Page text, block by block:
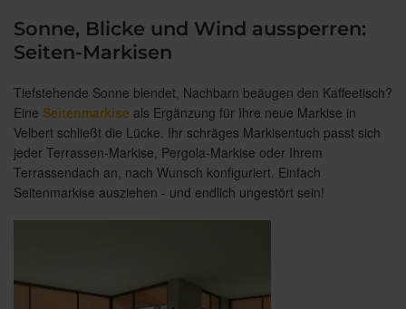
Sonne, Blicke und Wind aussperren:
Seiten-Markisen
Tiefstehende Sonne blendet, Nachbarn beäugen den Kaffeetisch?
Eine Seitenmarkise als Ergänzung für Ihre neue Markise in
Velbert schließt die Lücke. Ihr schräges Markisentuch passt sich
jeder Terrassen-Markise, Pergola-Markise oder Ihrem
Terrassendach an, nach Wunsch konfiguriert. Einfach
Seitenmarkise ausziehen - und endlich ungestört sein!